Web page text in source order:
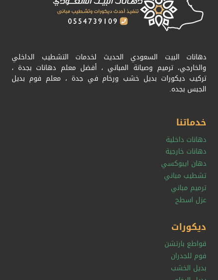
دهانات البيت السعودي الحديث لخدمات التشطيب الداخلي
والخارجي، ترميم وصيانة المباني ، أفضل معلم دهانات بجدة ،
تركيب ديكورات بديل خشب ورخام في جدة ، معلم فوم بديل
الجبس بجده.
خدماتنا
دهانات داخلية
دهانات خارجية
دهان ايبوكسي
تشطيب مباني
ترميم مباني
عزل اسطح
ديكورات
قواطع بارتشن
فوم للجدران
بديل الخشب